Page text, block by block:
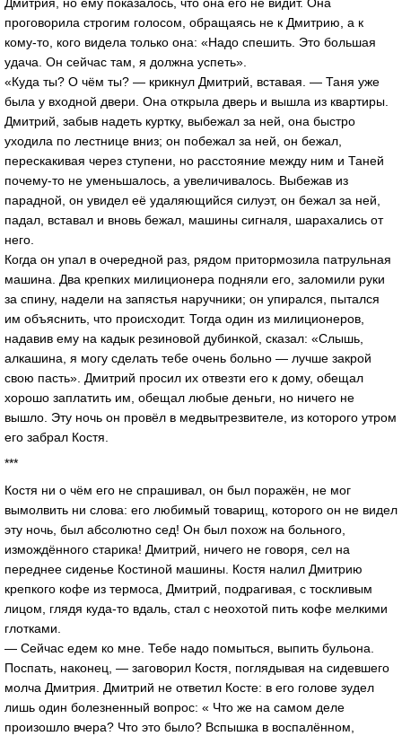
проговорила строгим голосом, обращаясь не к Дмитрию, а к
кому-то, кого видела только она: «Надо спешить. Это большая
удача. Он сейчас там, я должна успеть».
«Куда ты? О чём ты? — крикнул Дмитрий, вставая. — Таня уже
была у входной двери. Она открыла дверь и вышла из квартиры.
Дмитрий, забыв надеть куртку, выбежал за ней, она быстро
уходила по лестнице вниз; он побежал за ней, он бежал,
перескакивая через ступени, но расстояние между ним и Таней
почему-то не уменьшалось, а увеличивалось. Выбежав из
парадной, он увидел её удаляющийся силуэт, он бежал за ней,
падал, вставал и вновь бежал, машины сигналя, шарахались от
него.
Когда он упал в очередной раз, рядом притормозила патрульная
машина. Два крепких милиционера подняли его, заломили руки
за спину, надели на запястья наручники; он упирался, пытался
им объяснить, что происходит. Тогда один из милиционеров,
надавив ему на кадык резиновой дубинкой, сказал: «Слышь,
алкашина, я могу сделать тебе очень больно — лучше закрой
свою пасть». Дмитрий просил их отвезти его к дому, обещал
хорошо заплатить им, обещал любые деньги, но ничего не
вышло. Эту ночь он провёл в медвытрезвителе, из которого утром
его забрал Костя.
***
Костя ни о чём его не спрашивал, он был поражён, не мог
вымолвить ни слова: его любимый товарищ, которого он не видел
эту ночь, был абсолютно сед! Он был похож на больного,
измождённого старика! Дмитрий, ничего не говоря, сел на
переднее сиденье Костиной машины. Костя налил Дмитрию
крепкого кофе из термоса, Дмитрий, подрагивая, с тоскливым
лицом, глядя куда-то вдаль, стал с неохотой пить кофе мелкими
глотками.
— Сейчас едем ко мне. Тебе надо помыться, выпить бульона.
Поспать, наконец, — заговорил Костя, поглядывая на сидевшего
молча Дмитрия. Дмитрий не ответил Косте: в его голове зудел
лишь один болезненный вопрос: « Что же на самом деле
произошло вчера? Что это было? Вспышка в воспалённом,